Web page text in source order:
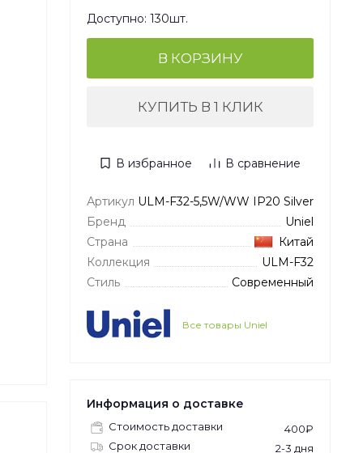
Доступно: 130шт.
В КОРЗИНУ
КУПИТЬ В 1 КЛИК
В избранное В сравнение
Артикул ULM-F32-5,5W/WW IP20 Silver
Бренд
Uniel
Страна
Китай
Коллекция
ULM-F32
Стиль
Современный
Все товары Uniel
Информация о доставке
Стоимость доставки
400₽
Срок доставки
2-3 дня